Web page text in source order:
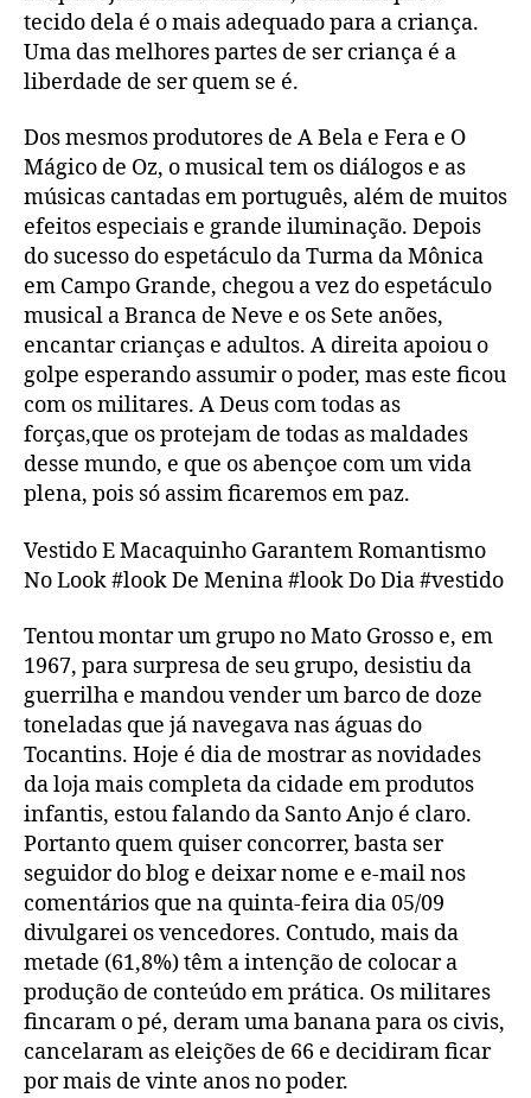
tecido dela é o mais adequado para a criança.
Uma das melhores partes de ser criança é a
liberdade de ser quem se é.
Dos mesmos produtores de A Bela e Fera e O
Mágico de Oz, o musical tem os diálogos e as
músicas cantadas em português, além de muitos
efeitos especiais e grande iluminação. Depois
do sucesso do espetáculo da Turma da Mônica
em Campo Grande, chegou a vez do espetáculo
musical a Branca de Neve e os Sete anões,
encantar crianças e adultos. A direita apoiou o
golpe esperando assumir o poder, mas este ficou
com os militares. A Deus com todas as
forças,que os protejam de todas as maldades
desse mundo, e que os abençoe com um vida
plena, pois só assim ficaremos em paz.
Vestido E Macaquinho Garantem Romantismo
No Look #look De Menina #look Do Dia #vestido
Tentou montar um grupo no Mato Grosso e, em
1967, para surpresa de seu grupo, desistiu da
guerrilha e mandou vender um barco de doze
toneladas que já navegava nas águas do
Tocantins. Hoje é dia de mostrar as novidades
da loja mais completa da cidade em produtos
infantis, estou falando da Santo Anjo é claro.
Portanto quem quiser concorrer, basta ser
seguidor do blog e deixar nome e e-mail nos
comentários que na quinta-feira dia 05/09
divulgarei os vencedores. Contudo, mais da
metade (61,8%) têm a intenção de colocar a
produção de conteúdo em prática. Os militares
fincaram o pé, deram uma banana para os civis,
cancelaram as eleições de 66 e decidiram ficar
por mais de vinte anos no poder.